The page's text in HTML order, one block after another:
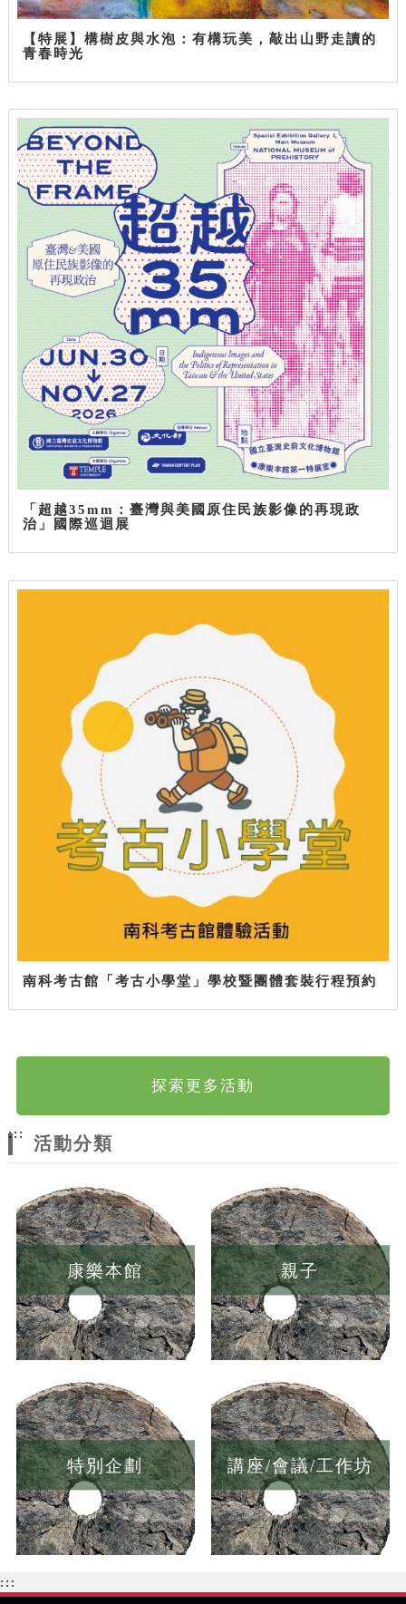
【特展】構樹皮與水泡：有構玩美，敲出山野走讀的
青春時光
「超越35mm：臺灣與美國原住民族影像的再現政
治」國際巡迴展
南科考古館「考古小學堂」學校暨團體套裝行程預約
探索更多活動
:::
活動分類
康樂本館 親子
特別企劃 講座/會議/工作坊
:::